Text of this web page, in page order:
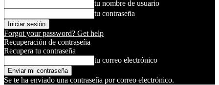
tu nombre de usuario
tu contraseña
Forgot your password? Get help
Recuperación de contraseña
Recupera tu contraseña
tu correo electrónico
Se te ha enviado una contraseña por correo electrónico.